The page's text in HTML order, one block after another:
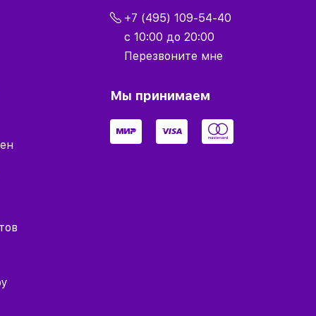
+7 (495) 109-54-40
с 10:00 до 20:00
Перезвоните мне
Мы принимаем